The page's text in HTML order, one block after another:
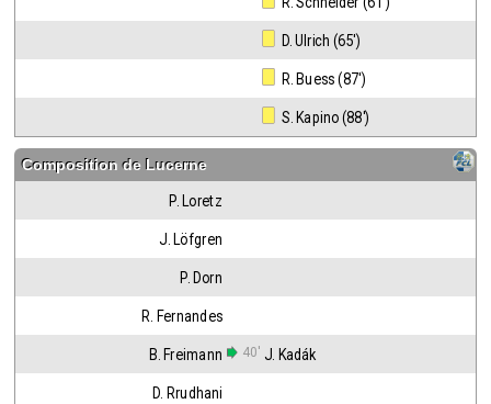
D. Ulrich (65')
R. Buess (87')
S. Kapino (88')
Composition de Lucerne
P. Loretz
J. Löfgren
P. Dorn
R. Fernandes
B. Freimann 40' J. Kadák
D. Rrudhani